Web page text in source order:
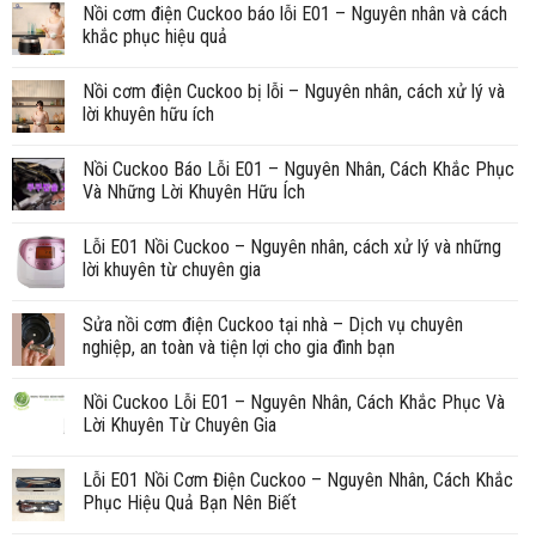
Nồi cơm điện Cuckoo báo lỗi E01 – Nguyên nhân và cách
khắc phục hiệu quả
Nồi cơm điện Cuckoo bị lỗi – Nguyên nhân, cách xử lý và
lời khuyên hữu ích
Nồi Cuckoo Báo Lỗi E01 – Nguyên Nhân, Cách Khắc Phục
Và Những Lời Khuyên Hữu Ích
Lỗi E01 Nồi Cuckoo – Nguyên nhân, cách xử lý và những
lời khuyên từ chuyên gia
Sửa nồi cơm điện Cuckoo tại nhà – Dịch vụ chuyên
nghiệp, an toàn và tiện lợi cho gia đình bạn
Nồi Cuckoo Lỗi E01 – Nguyên Nhân, Cách Khắc Phục Và
Lời Khuyên Từ Chuyên Gia
Lỗi E01 Nồi Cơm Điện Cuckoo – Nguyên Nhân, Cách Khắc
Phục Hiệu Quả Bạn Nên Biết